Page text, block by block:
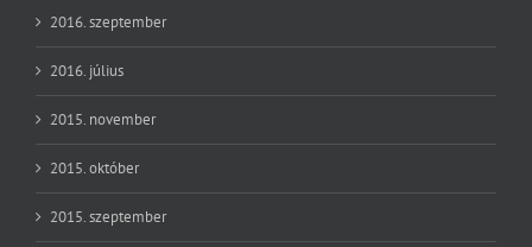
2016. szeptember
2016. július
2015. november
2015. október
2015. szeptember